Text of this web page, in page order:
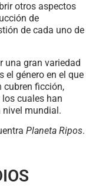
otros aspectos
de
de cada uno de
una gran variedad
el género en el que
cubren ficción,
cuales han
nivel mundial.
Planeta Ripos.